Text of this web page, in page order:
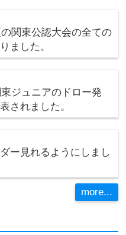
の関東公認大会の全ての
ました。
東ジュニアのドロー発
されました。
ー見れるようにしまし
more...